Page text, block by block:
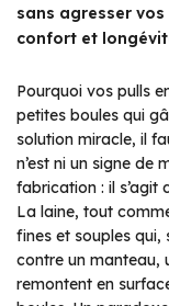
sans agresser
confort et
Pourquoi vos pulls
petites boules qui
solution miracle, il
n’est ni un signe de
fabrication : il s’agit
La laine, tout
fines et souples qui,
contre un manteau,
remontent en